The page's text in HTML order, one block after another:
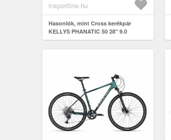
aszfaltú...
insportline.hu
Hasonlók, mint Cross kerékpár
KELLYS PHANATIC 50 28" 9.0